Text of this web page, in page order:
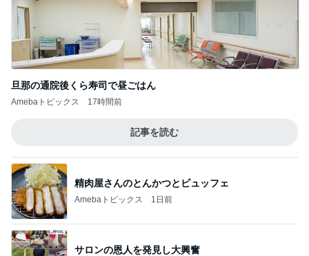
旦那の通院後くら寿司で昼ごはん
Amebaトピックス 17時間前
記事を読む
精肉屋さんのとんかつとビュッフェ
Amebaトピックス 1日前
サロンの恩人を発見し大興奮